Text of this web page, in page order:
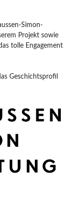
Simon-
Projekt sowie
tolle Engagement
Geschichtsprofil